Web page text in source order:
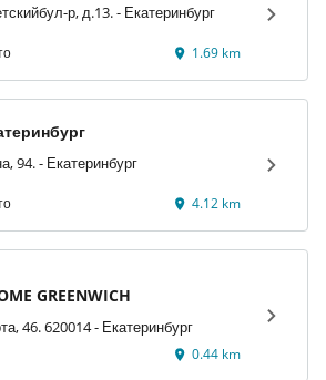
Верх-Исетскийбул-р, д.13. - Екатеринбург
1.69 km
Ул. Репина, 94. - Екатеринбург
4.12 km
GREENWICH
46. 620014 - Екатеринбург
0.44 km